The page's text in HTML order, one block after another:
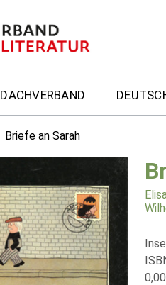
DACHVERBAND
Briefe an Sarah